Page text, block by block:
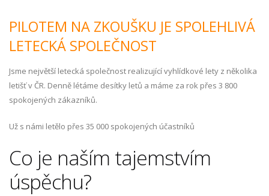
PILOTEM NA ZKOUŠKU JE SPOLEHLIVÁ
LETECKÁ SPOLEČNOST
Jsme největší letecká společnost realizující vyhlídkové lety z několika
letišť v ČR. Denně létáme desítky letů a máme za rok přes 3 800
spokojených zákazníků.
Už s námi letělo přes 35 000 spokojených účastníků
Co je naším tajemstvím
úspěchu?